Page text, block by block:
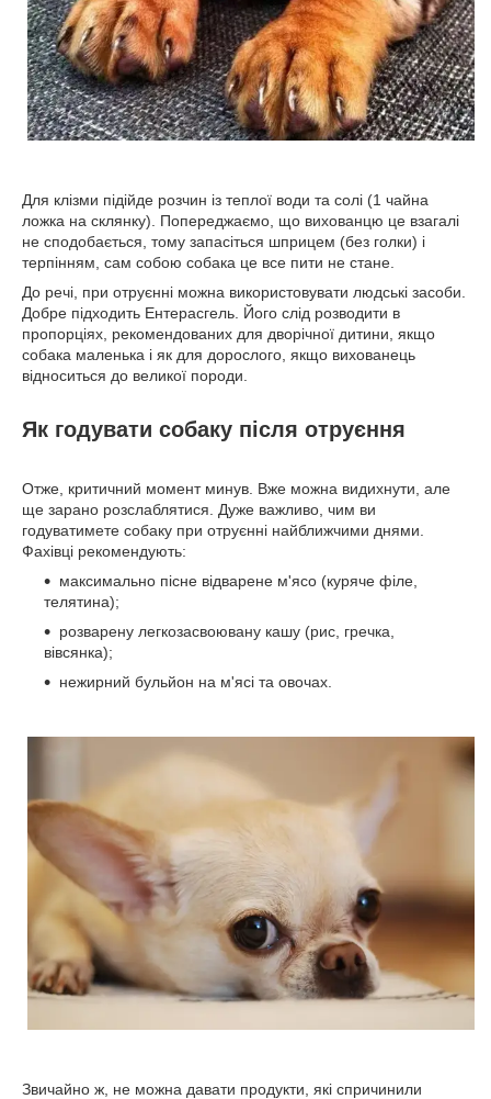
Для клізми підійде розчин із теплої води та солі (1 чайна
ложка на склянку). Попереджаємо, що вихованцю це взагалі
не сподобається, тому запасіться шприцем (без голки) і
терпінням, сам собою собака це все пити не стане.
До речі, при отруєнні можна використовувати людські засоби.
Добре підходить Ентерасгель. Його слід розводити в
пропорціях, рекомендованих для дворічної дитини, якщо
собака маленька і як для дорослого, якщо вихованець
відноситься до великої породи.
Як годувати собаку після отруєння
Отже, критичний момент минув. Вже можна видихнути, але
ще зарано розслаблятися. Дуже важливо, чим ви
годуватимете собаку при отруєнні найближчими днями.
Фахівці рекомендують:
максимально пісне відварене м'ясо (куряче філе,
телятина);
розварену легкозасвоювану кашу (рис, гречка,
вівсянка);
нежирний бульйон на м'ясі та овочах.
Звичайно ж, не можна давати продукти, які спричинили